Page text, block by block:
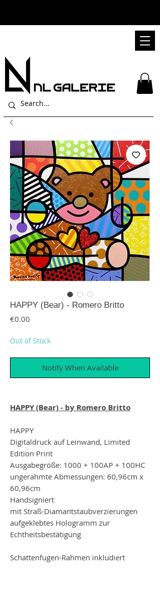
HAPPY (Bear) - Romero Britto
€0.00
Out of Stock
Notify When Available
HAPPY (Bear) - by Romero Britto
HAPPY
Digitaldruck auf Leinwand, Limited
Edition Print
Ausgabegröße: 1000 + 100AP + 100HC
ungerahmte Abmessungen: 60,96cm x
60,96cm
Handsigniert
mit Straß-Diamantstaubverzierungen
aufgeklebtes Hologramm zur
Echtheitsbestätigung
Schattenfugen-Rahmen inkludiert